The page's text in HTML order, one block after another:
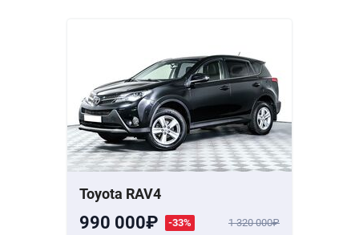
Toyota RAV4
990 000 -33% 1 320 000